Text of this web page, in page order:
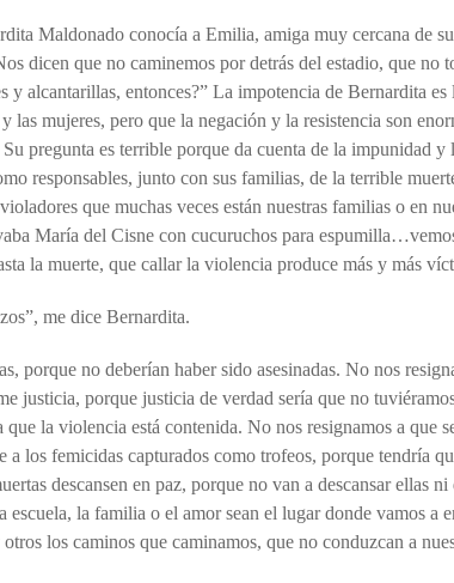
Maldonado conocía a Emilia, amiga muy cercana de
dicen que no caminemos por detrás del estadio, que no
alcantarillas, entonces?” La impotencia de Bernardita
mujeres, pero que la negación y la resistencia son
pregunta es terrible porque da cuenta de la impunidad
responsables, junto con sus familias, de la terrible
que muchas veces están nuestras familias o en
María del Cisne con cucuruchos para
la muerte, que callar la violencia produce más y más
me dice Bernardita.
porque no deberían haber sido asesinadas. No nos
justicia, porque justicia de verdad sería que no
la violencia está contenida. No nos resignamos a que
los femicidas capturados como trofeos, porque tendría
descansen en paz, porque no van a descansar ellas ni
la familia o el amor sean el lugar donde vamos a
los caminos que caminamos, que no conduzcan a